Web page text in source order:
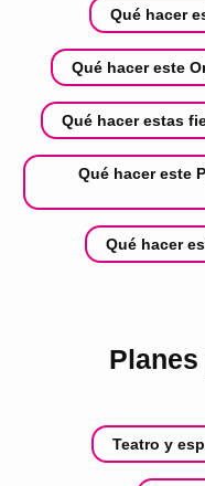
Qué hacer
Qué hacer este
Qué hacer estas
Qué hacer este
Qué hacer
Teatro y